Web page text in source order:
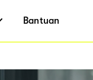
Bantuan